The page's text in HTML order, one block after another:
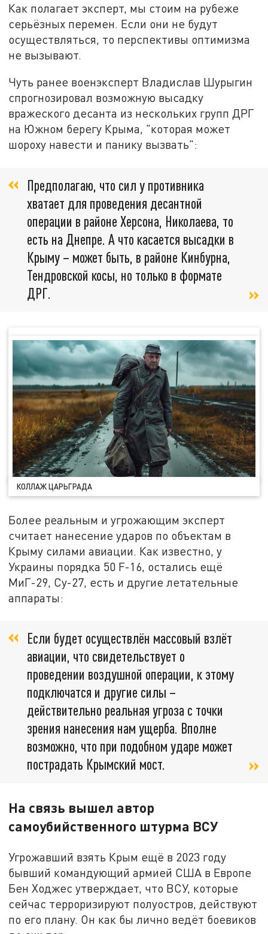
Как полагает эксперт, мы стоим на рубеже
серьёзных перемен. Если они не будут
осуществляться, то перспективы оптимизма
не вызывают.
Чуть ранее военэксперт Владислав Шурыгин
спрогнозировал возможную высадку
вражеского десанта из нескольких групп ДРГ
на Южном берегу Крыма, "которая может
шороху навести и панику вызвать":
Предполагаю, что сил у противника
хватает для проведения десантной
операции в районе Херсона, Николаева, то
есть на Днепре. А что касается высадки в
Крыму – может быть, в районе Кинбурна,
Тендровской косы, но только в формате
ДРГ.
КОЛЛАЖ ЦАРЬГРАДА
Более реальным и угрожающим эксперт
считает нанесение ударов по объектам в
Крыму силами авиации. Как известно, у
Украины порядка 50 F-16, остались ещё
МиГ-29, Су-27, есть и другие летательные
аппараты:
Если будет осуществлён массовый взлёт
авиации, что свидетельствует о
проведении воздушной операции, к этому
подключатся и другие силы –
действительно реальная угроза с точки
зрения нанесения нам ущерба. Вполне
возможно, что при подобном ударе может
пострадать Крымский мост.
На связь вышел автор
самоубийственного штурма ВСУ
Угрожавший взять Крым ещё в 2023 году
бывший командующий армией США в Европе
Бен Ходжес утверждает, что ВСУ, которые
сейчас терроризируют полуостров, действуют
по его плану. Он как бы лично ведёт боевиков